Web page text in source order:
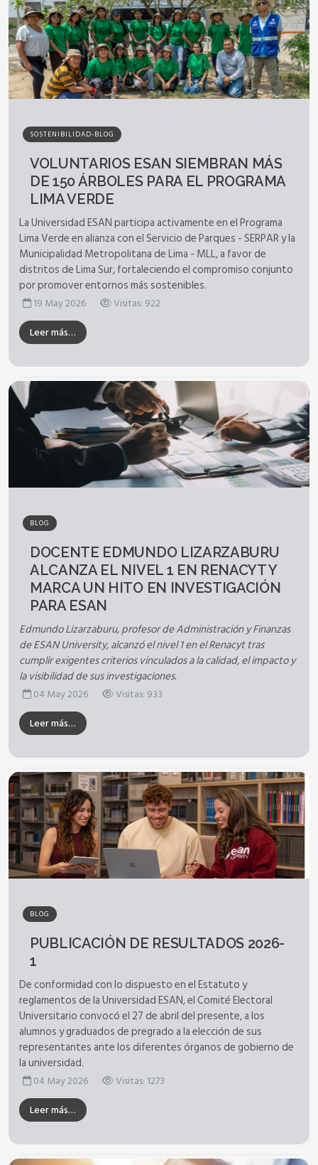
SOSTENIBILIDAD-BLOG
VOLUNTARIOS ESAN SIEMBRAN MÁS
DE 150 ÁRBOLES PARA EL PROGRAMA
LIMA VERDE
La Universidad ESAN participa activamente en el Programa
Lima Verde en alianza con el Servicio de Parques - SERPAR y la
Municipalidad Metropolitana de Lima - MLL, a favor de
distritos de Lima Sur, fortaleciendo el compromiso conjunto
por promover entornos más sostenibles.
19 May 2026
Visitas: 922
Leer más…
BLOG
DOCENTE EDMUNDO LIZARZABURU
ALCANZA EL NIVEL 1 EN RENACYT Y
MARCA UN HITO EN INVESTIGACIÓN
PARA ESAN
Edmundo Lizarzaburu, profesor de Administración y Finanzas
de ESAN University, alcanzó el nivel 1 en el Renacyt tras
cumplir exigentes criterios vinculados a la calidad, el impacto y
la visibilidad de sus investigaciones.
04 May 2026
Visitas: 933
Leer más…
BLOG
PUBLICACIÓN DE RESULTADOS 2026-
1
De conformidad con lo dispuesto en el Estatuto y
reglamentos de la Universidad ESAN, el Comité Electoral
Universitario convocó el 27 de abril del presente, a los
alumnos y graduados de pregrado a la elección de sus
representantes ante los diferentes órganos de gobierno de
la universidad.
04 May 2026
Visitas: 1273
Leer más…